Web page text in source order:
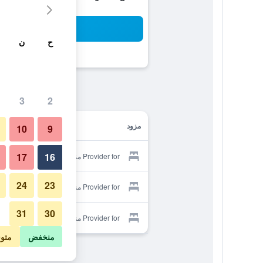
مزود
Provider for منتجع ميكسيكانا شرم
Provider for منتجع ميكسيكانا شرم
Provider for منتجع ميكسيكانا شرم
ح ن
2
3
9
10
16
17
23
24
30
31
منخفض